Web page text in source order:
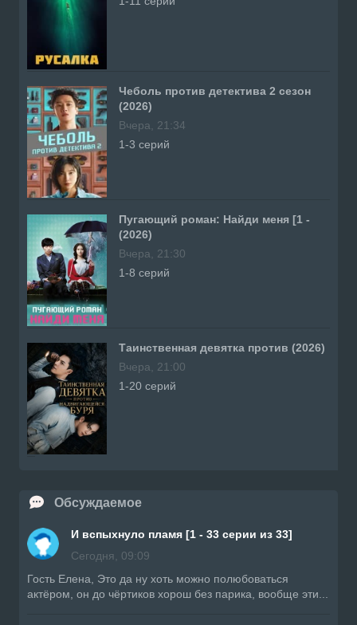
Чеболь против детектива 2 сезон
(2026)
Вчера, 21:34
1-3 серий
Пугающий роман: Найди меня [1 -
(2026)
Вчера, 21:30
1-8 серий
Таинственная девятка против (2026)
Вчера, 21:00
1-20 серий
Обсуждаемое
И вспыхнуло пламя [1 - 33 серии из 33]
Сегодня, 09:09
Гость Елена, Это да ну хоть можно полюбоваться
актёром, он до чёртиков хорош без парика, вообще эти...